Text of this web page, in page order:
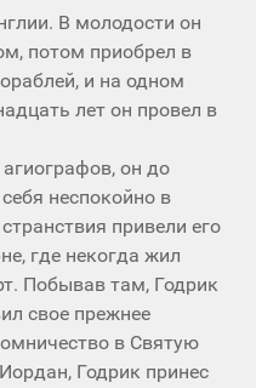
В молодости он
потом приобрел в
и на одном
лет он провел в
он до
неспокойно в
привели его
где некогда жил
Побывав там, Годрик
свое прежнее
в Святую
Годрик принес